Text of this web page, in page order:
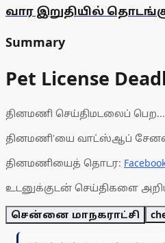
வார இறுதியில்
Summary
Pet License
தினமணி செய்திமடலைப் பெற...
தினமணி'யை வாட்ஸ்ஆப்
தினமணியைத் தொடர:
உடனுக்குடன் செய்திகளை
சென்னை மாநகராட்சி